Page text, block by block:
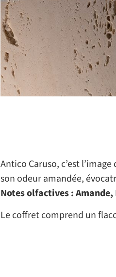
Antico Caruso, c’est
son odeur amandée,
Notes olfactives :
Le coffret comprend un